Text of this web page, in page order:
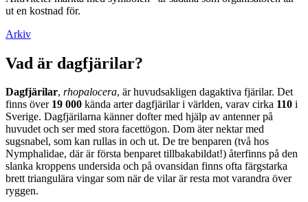
ut en kostnad för.
Arkiv
Vad är dagfjärilar?
Dagfjärilar, rhopalocera, är huvudsakligen dagaktiva fjärilar. Det
finns över 19 000 kända arter dagfjärilar i världen, varav cirka 110 i
Sverige. Dagfjärilarna känner dofter med hjälp av antenner på
huvudet och ser med stora facettögon. Dom äter nektar med
sugsnabel, som kan rullas in och ut. De tre benparen (två hos
Nymphalidae, där är första benparet tillbakabildat!) återfinns på den
slanka kroppens undersida och på ovansidan finns ofta färgstarka
brett triangulära vingar som när de vilar är resta mot varandra över
ryggen.